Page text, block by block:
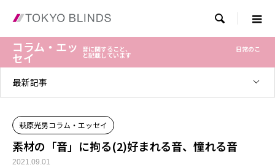

コラム・エッ
セイ
音に関すること、 日常のこ
と記載しています
最新記事
萩原光男コラム・エッセイ
素材の「音」に拘る(2)好まれる音、憧れる音
2021.09.01